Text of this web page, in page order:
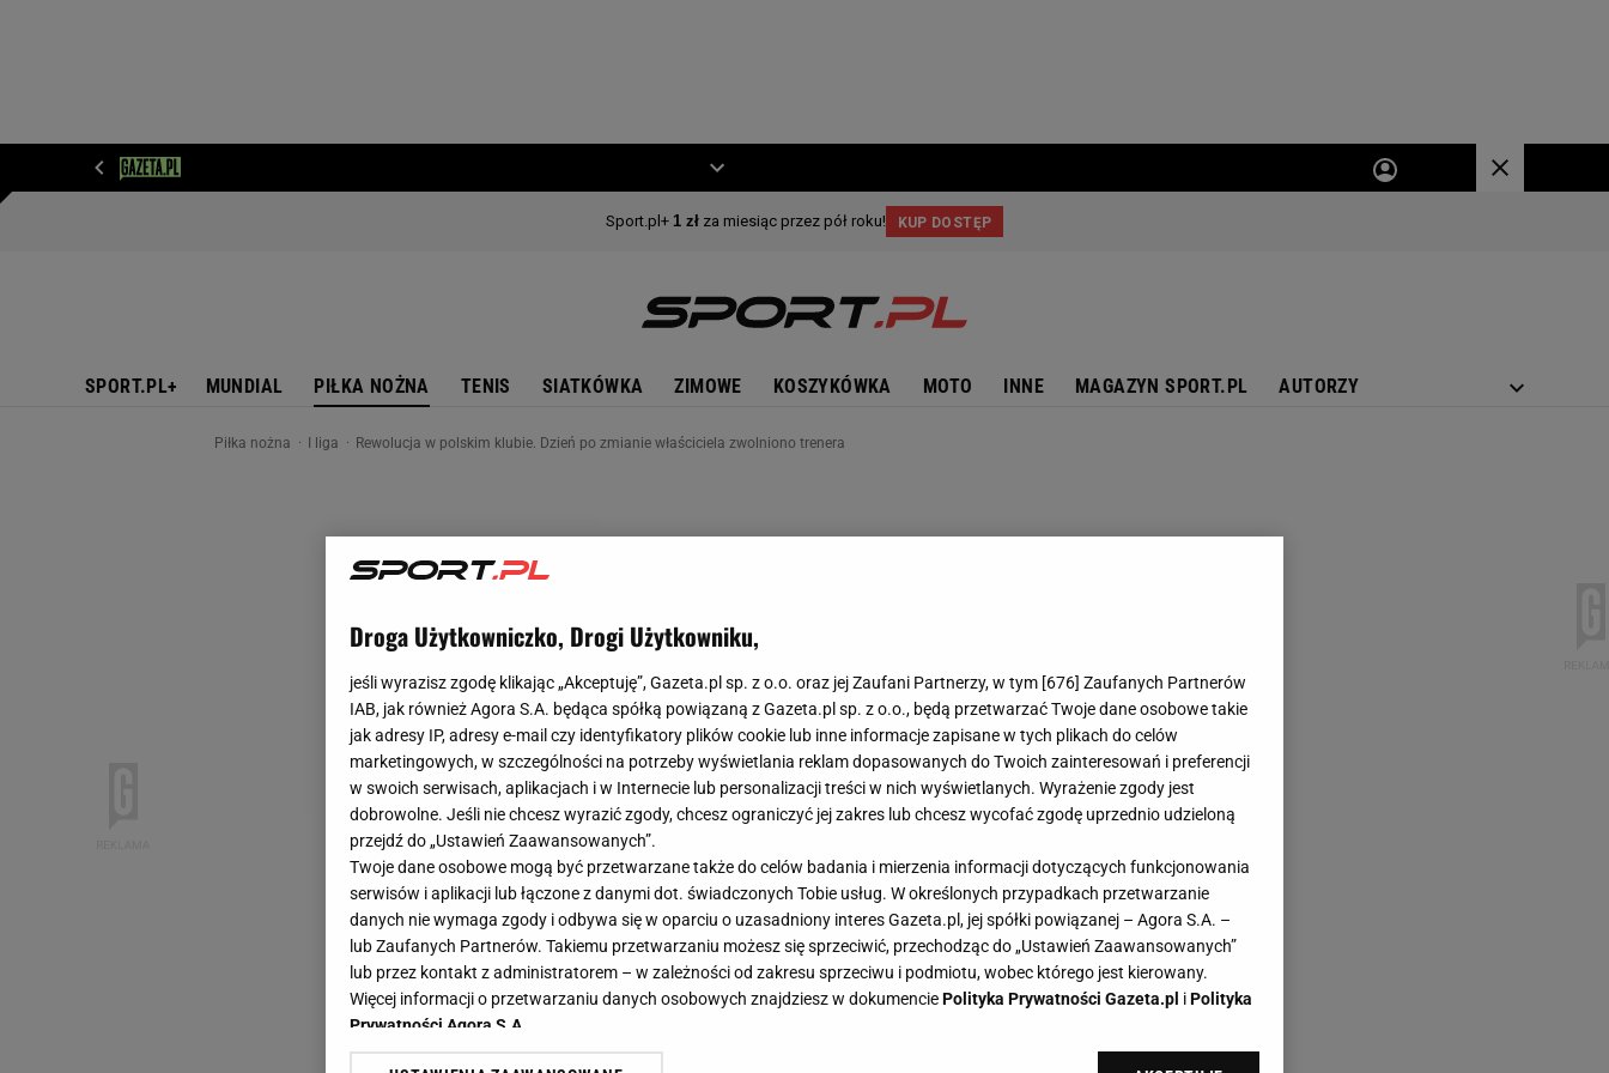
SPORT.PL+ MUNDIAL PIŁKA NOŻNA TENIS SIATKÓWKA ZIMOWE KOSZYKÓWKA MOTO INNE MAGAZYN SPORT.PL AUTORZY
Piłka nożna I liga Rewolucja w polskim klubie. Dzień po zmianie właściciela zwolniono trenera
Droga Użytkowniczko, Drogi Użytkowniku,
jeśli wyrazisz zgodę klikając „Akceptuję”, Gazeta.pl sp. z o.o. oraz jej Zaufani Partnerzy, w tym [676] Zaufanych Partnerów
IAB, jak również Agora S.A. będąca spółką powiązaną z Gazeta.pl sp. z o.o., będą przetwarzać Twoje dane osobowe takie
jak adresy IP, adresy e-mail czy identyfikatory plików cookie lub inne informacje zapisane w tych plikach do celów
marketingowych, w szczególności na potrzeby wyświetlania reklam dopasowanych do Twoich zainteresowań i preferencji
w swoich serwisach, aplikacjach i w Internecie lub personalizacji treści w nich wyświetlanych. Wyrażenie zgody jest
dobrowolne. Jeśli nie chcesz wyrazić zgody, chcesz ograniczyć jej zakres lub chcesz wycofać zgodę uprzednio udzieloną
przejdź do „Ustawień Zaawansowanych”.
Twoje dane osobowe mogą być przetwarzane także do celów badania i mierzenia informacji dotyczących funkcjonowania
serwisów i aplikacji lub łączone z danymi dot. świadczonych Tobie usług. W określonych przypadkach przetwarzanie
danych nie wymaga zgody i odbywa się w oparciu o uzasadniony interes Gazeta.pl, jej spółki powiązanej – Agora S.A. –
lub Zaufanych Partnerów. Takiemu przetwarzaniu możesz się sprzeciwić, przechodząc do „Ustawień Zaawansowanych”
lub przez kontakt z administratorem – w zależności od zakresu sprzeciwu i podmiotu, wobec którego jest kierowany.
Więcej informacji o przetwarzaniu danych osobowych znajdziesz w dokumenciePolityka Prywatności Gazeta.pl iPolityka
Prywatności Agora S.A.